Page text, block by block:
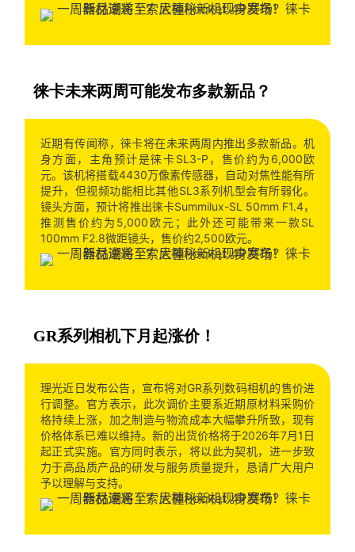
徕卡未来两周可能发布多款新品？
近期有传闻称，徕卡将在未来两周内推出多款新品。机
身方面，主角预计是徕卡SL3-P，售价约为6,000欧
元。该机将搭载4430万像素传感器，自动对焦性能有所
提升，但视频功能相比其他SL3系列机型会有所弱化。
镜头方面，预计将推出徕卡Summilux-SL 50mm F1.4，
推测售价约为5,000欧元；此外还可能带来一款SL
100mm F2.8微距镜头，售价约2,500欧元。
GR系列相机下月起涨价！
理光近日发布公告，宣布将对GR系列数码相机的售价进
行调整。官方表示，此次调价主要系近期原材料采购价
格持续上涨，加之制造与物流成本大幅攀升所致，现有
价格体系已难以维持。新的出货价格将于2026年7月1日
起正式实施。官方同时表示，将以此为契机，进一步致
力于高品质产品的研发与服务质量提升，恳请广大用户
予以理解与支持。